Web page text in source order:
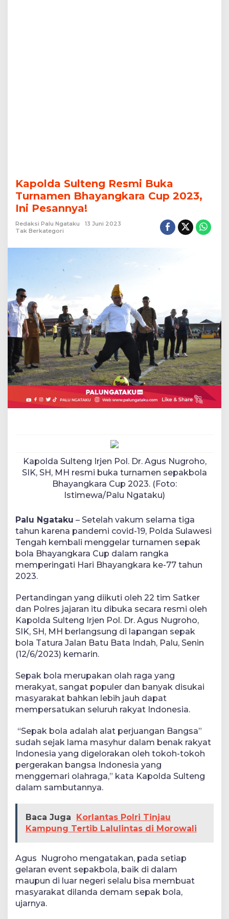
Kapolda Sulteng Resmi Buka
Turnamen Bhayangkara Cup 2023,
Ini Pesannya!
Redaksi Palu Ngataku
13 Juni 2023
Tak Berkategori
Kapolda Sulteng Irjen Pol. Dr. Agus Nugroho,
SIK, SH, MH resmi buka turnamen sepakbola
Bhayangkara Cup 2023. (Foto:
Istimewa/Palu Ngataku)
Palu Ngataku – Setelah vakum selama tiga
tahun karena pandemi covid-19, Polda Sulawesi
Tengah kembali menggelar turnamen sepak
bola Bhayangkara Cup dalam rangka
memperingati Hari Bhayangkara ke-77 tahun
2023.
Pertandingan yang diikuti oleh 22 tim Satker
dan Polres jajaran itu dibuka secara resmi oleh
Kapolda Sulteng Irjen Pol. Dr. Agus Nugroho,
SIK, SH, MH berlangsung di lapangan sepak
bola Tatura Jalan Batu Bata Indah, Palu, Senin
(12/6/2023) kemarin.
Sepak bola merupakan olah raga yang
merakyat, sangat populer dan banyak disukai
masyarakat bahkan lebih jauh dapat
mempersatukan seluruh rakyat Indonesia.
“Sepak bola adalah alat perjuangan Bangsa”
sudah sejak lama masyhur dalam benak rakyat
Indonesia yang digelorakan oleh tokoh-tokoh
pergerakan bangsa Indonesia yang
menggemari olahraga,” kata Kapolda Sulteng
dalam sambutannya.
Baca Juga
Korlantas Polri Tinjau
Kampung Tertib Lalulintas di Morowali
Agus Nugroho mengatakan, pada setiap
gelaran event sepakbola, baik di dalam
maupun di luar negeri selalu bisa membuat
masyarakat dilanda demam sepak bola,
ujarnya.